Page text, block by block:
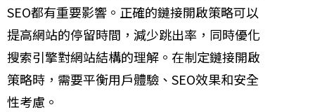
SEO都有重要影響。正確的鏈接開啟策略可以
提高網站的停留時間，減少跳出率，同時優化
搜索引擎對網站結構的理解。在制定鏈接開啟
策略時，需要平衡用戶體驗、SEO效果和安全
性考慮。